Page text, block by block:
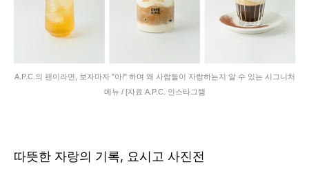
A.P.C.의 팬이라면, 보자마자 "아!" 하며 왜 사람들이 자랑하는지 알 수 있는 시그니처
메뉴 / [자료 A.P.C. 인스타그램
따뜻한 자랑의 기록, 요시고 사진전